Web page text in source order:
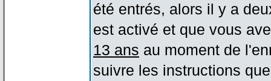
été entrés, alors il y a
est activé et que vous
13 ans au moment de
suivre les instructions